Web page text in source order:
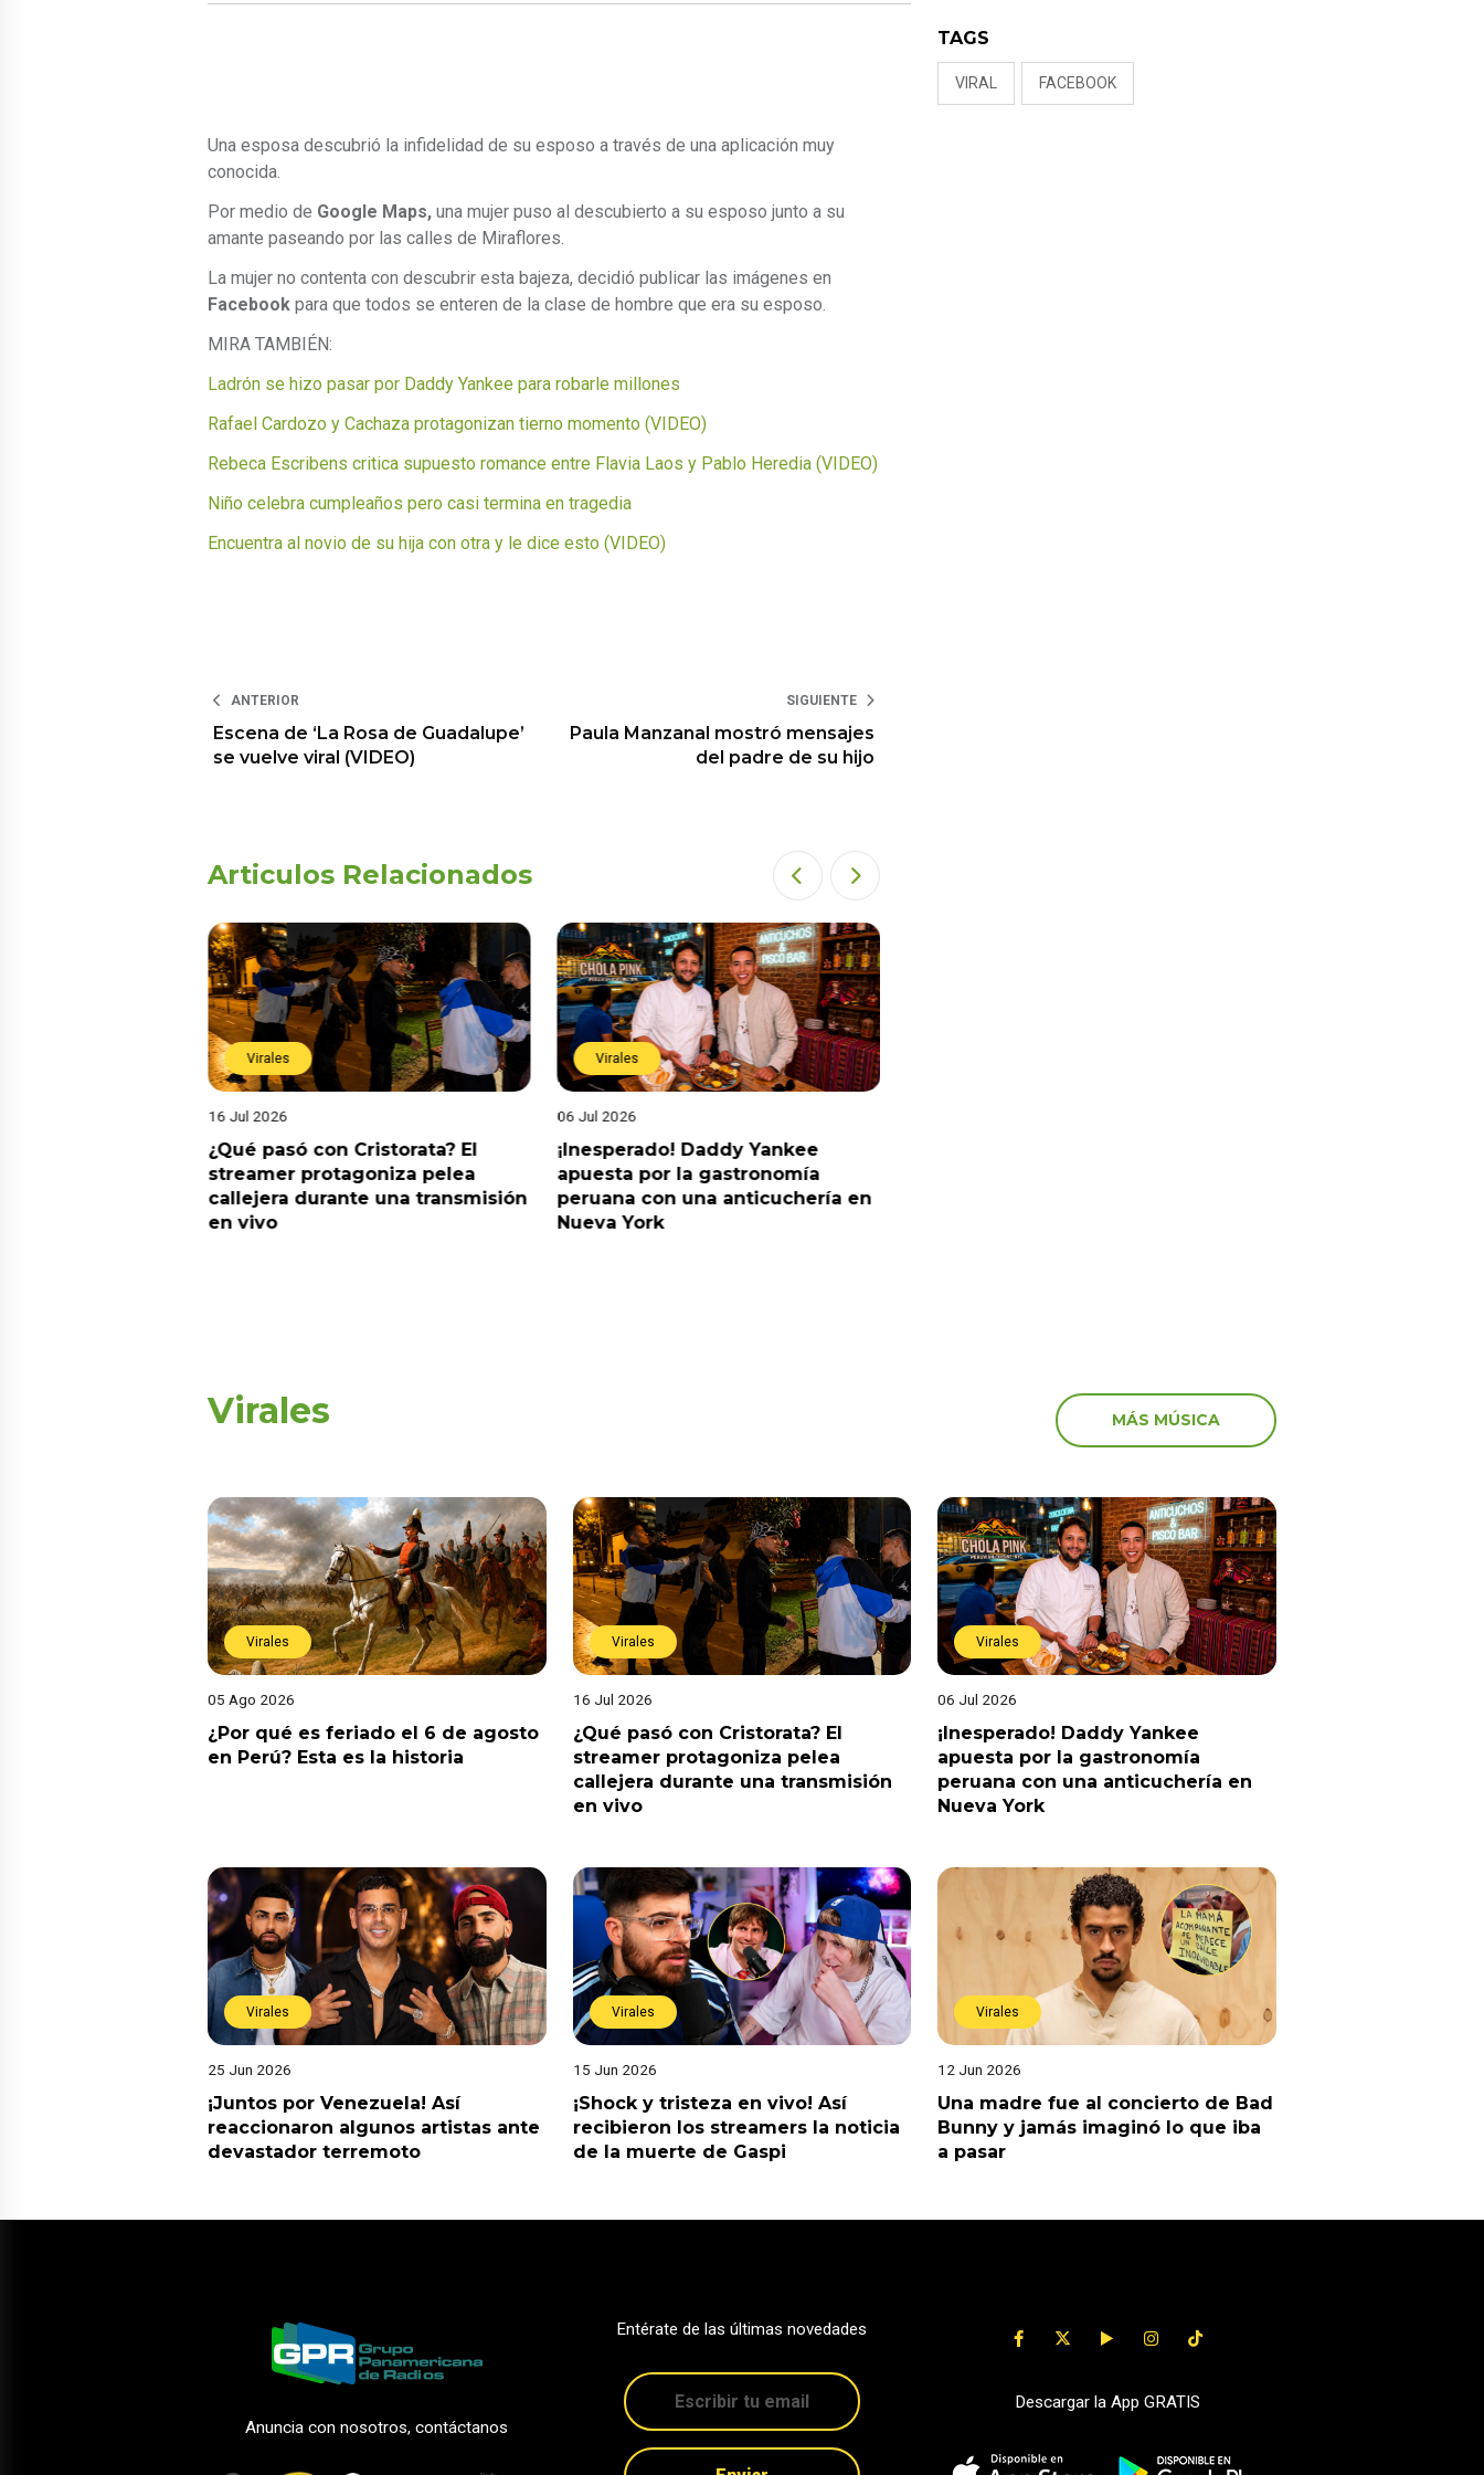
Una esposa descubrió la infidelidad de su esposo a través de una aplicación muy
conocida.
Por medio de Google Maps, una mujer puso al descubierto a su esposo junto a su
amante paseando por las calles de Miraflores.
La mujer no contenta con descubrir esta bajeza, decidió publicar las imágenes en
Facebook para que todos se enteren de la clase de hombre que era su esposo.
MIRA TAMBIÉN:
Ladrón se hizo pasar por Daddy Yankee para robarle millones
Rafael Cardozo y Cachaza protagonizan tierno momento (VIDEO)
Rebeca Escribens critica supuesto romance entre Flavia Laos y Pablo Heredia (VIDEO)
Niño celebra cumpleaños pero casi termina en tragedia
Encuentra al novio de su hija con otra y le dice esto (VIDEO)
ANTERIOR
Escena de ‘La Rosa de Guadalupe’
se vuelve viral (VIDEO)
SIGUIENTE
Paula Manzanal mostró mensajes
del padre de su hijo
Articulos Relacionados
Virales
16 Jul 2026
¿Qué pasó con Cristorata? El
streamer protagoniza pelea
callejera durante una transmisión
en vivo
Virales
06 Jul 2026
¡Inesperado! Daddy Yankee
apuesta por la gastronomía
peruana con una anticuchería en
Nueva York
TAGS
VIRAL FACEBOOK
Virales MÁS MÚSICA
Virales
05 Ago 2026
¿Por qué es feriado el 6 de agosto
en Perú? Esta es la historia
Virales
16 Jul 2026
¿Qué pasó con Cristorata? El
streamer protagoniza pelea
callejera durante una transmisión
en vivo
Virales
06 Jul 2026
¡Inesperado! Daddy Yankee
apuesta por la gastronomía
peruana con una anticuchería en
Nueva York
Virales
25 Jun 2026
¡Juntos por Venezuela! Así
reaccionaron algunos artistas ante
devastador terremoto
Virales
15 Jun 2026
¡Shock y tristeza en vivo! Así
recibieron los streamers la noticia
de la muerte de Gaspi
Virales
12 Jun 2026
Una madre fue al concierto de Bad
Bunny y jamás imaginó lo que iba
a pasar
Anuncia con nosotros, contáctanos
Entérate de las últimas novedades
Descargar la App GRATIS